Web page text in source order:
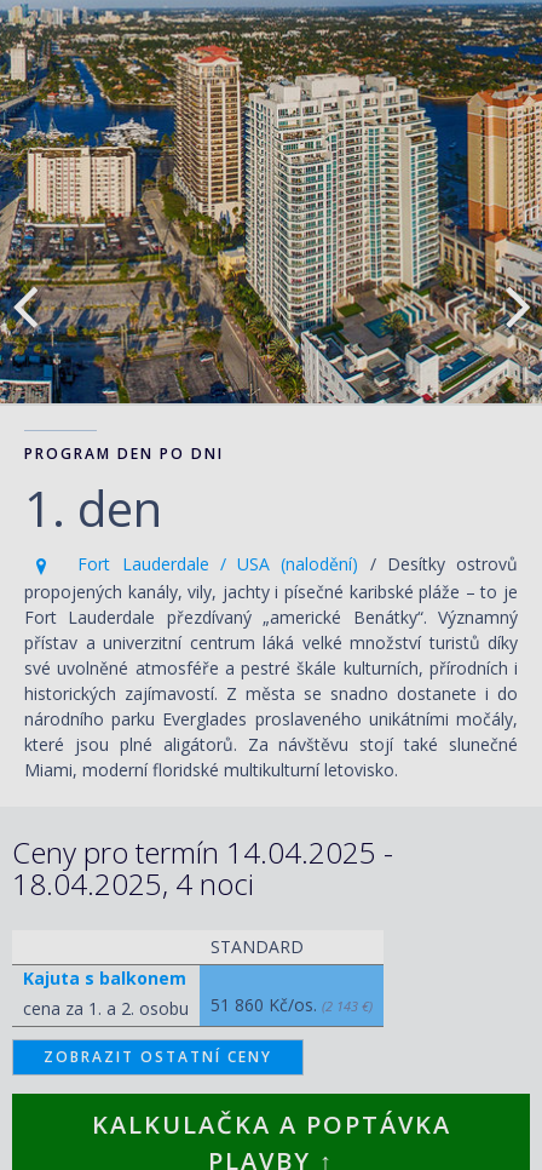
PROGRAM DEN PO DNI
1. den
Fort Lauderdale / USA (nalodění) / Desítky ostrovů
propojených kanály, vily, jachty i písečné karibské pláže – to je
Fort Lauderdale přezdívaný „americké Benátky“. Významný
přístav a univerzitní centrum láká velké množství turistů díky
své uvolněné atmosféře a pestré škále kulturních, přírodních i
historických zajímavostí. Z města se snadno dostanete i do
národního parku Everglades proslaveného unikátními močály,
které jsou plné aligátorů. Za návštěvu stojí také slunečné
Miami, moderní floridské multikulturní letovisko.
Ceny pro termín 14.04.2025 -
18.04.2025, 4 noci
STANDARD
Kajuta s balkonem
cena za 1. a 2. osobu
51 860 Kč/os. (2 143 €)
ZOBRAZIT OSTATNÍ CENY
KALKULAČKA A POPTÁVKA
PLAVBY ↑